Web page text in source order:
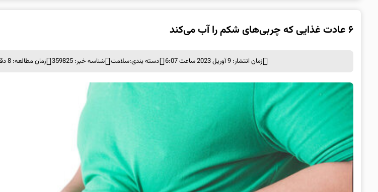
۶ عادت غذایی که چربی‌های شکم را آب می‌کند
زمان انتشار: 9 آوریل 2023 ساعت 6:07 دسته بندی:سلامت شناسه خبر: 359825 زمان مطالعه: 8 دقیقه